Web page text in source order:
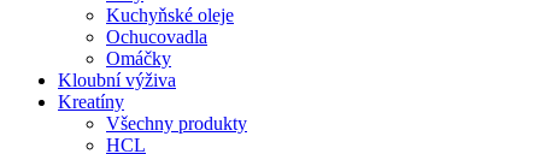
Kuchyňské oleje
Ochucovadla
Omáčky
Kloubní výživa
Kreatíny
Všechny produkty
HCL